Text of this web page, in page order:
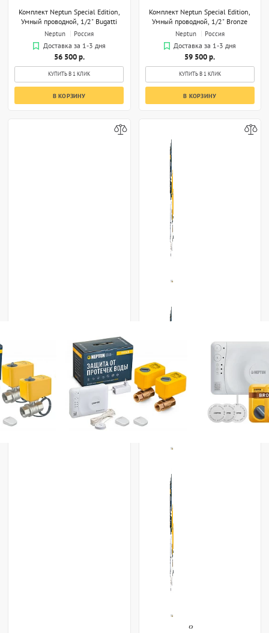
Комплект Neptun Special Edition,
Умный проводной, 1/2" Bugatti
Neptun
Россия
Доставка за 1-3 дня
56 500 р.
КУПИТЬ В 1 КЛИК
В КОРЗИНУ
Комплект Neptun Special Edition,
Умный проводной, 1/2" Bronze
Neptun
Россия
Доставка за 1-3 дня
59 500 р.
КУПИТЬ В 1 КЛИК
В КОРЗИНУ
‹›